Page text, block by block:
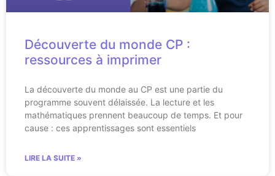
Découverte du monde CP :
ressources à imprimer
La découverte du monde au CP est une partie du
programme souvent délaissée. La lecture et les
mathématiques prennent beaucoup de temps. Et pour
cause : ces apprentissages sont essentiels
LIRE LA SUITE »